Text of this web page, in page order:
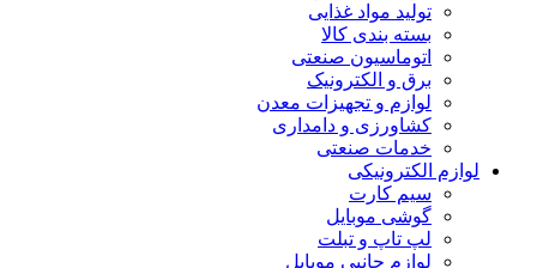
تولید مواد غذایی
بسته بندی کالا
اتوماسیون صنعتی
برق و الکترونیک
لوازم و تجهیزات معدن
کشاورزی و دامداری
خدمات صنعتی
لوازم الکترونیکی
سیم کارت
گوشی موبایل
لپ تاپ و تبلت
لوازم جانبی موبایل